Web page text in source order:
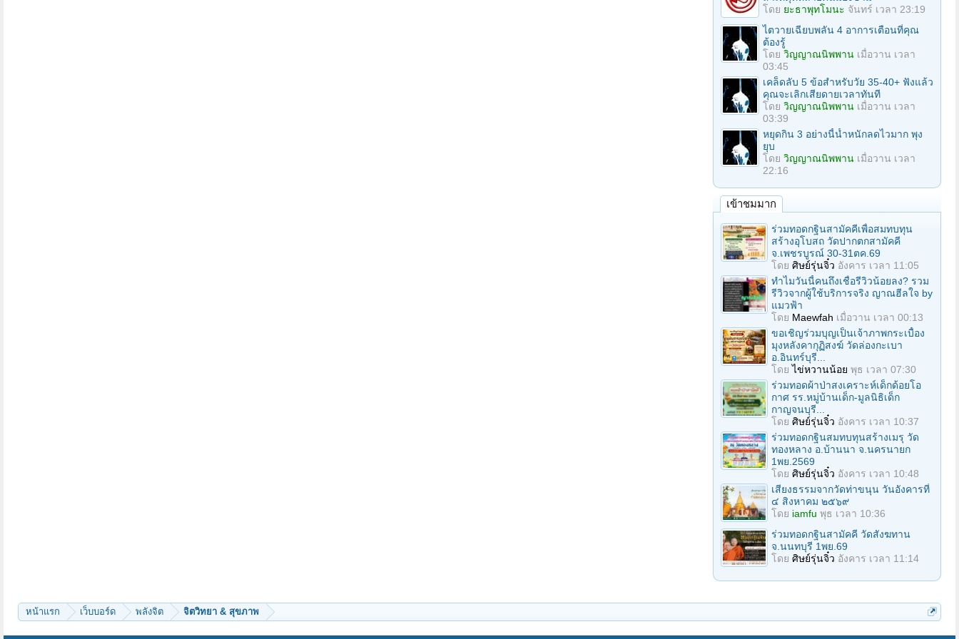
โดย ยะธาพุทโมนะ จันทร์ เวลา 23:19
ไตวายเฉียบพลัน 4 อาการเตือนที่คุณ
ต้องรู้
โดย วิญญาณนิพพาน เมื่อวาน เวลา
03:45
เคล็ดลับ 5 ข้อสำหรับวัย 35-40+ ฟังแล้ว
คุณจะเลิกเสียดายเวลาทันที
โดย วิญญาณนิพพาน เมื่อวาน เวลา
03:39
หยุดกิน 3 อย่างนี้น้ำหนักลดไวมาก พุง
ยุบ
โดย วิญญาณนิพพาน เมื่อวาน เวลา
22:16
เข้าชมมาก
ร่วมทอดกฐินสามัคคีเพื่อสมทบทุน
สร้างอุโบสถ วัดปากตกสามัคคี
จ.เพชรบูรณ์ 30-31ตค.69
โดย ศิษย์รุ่นจิ๋ว อังคาร เวลา 11:05
ทำไมวันนี้คนถึงเชื่อรีวิวน้อยลง? รวม
รีวิวจากผู้ใช้บริการจริง ญาณฮีลใจ by
แมวฟ้า
โดย Maewfah เมื่อวาน เวลา 00:13
ขอเชิญร่วมบุญเป็นเจ้าภาพกระเบื้อง
มุงหลังคากุฏิสงฆ์ วัดล่องกะเบา
อ.อินทร์บุรี...
โดยไข่หวานน้อย พุธ เวลา 07:30
ร่วมทอดผ้าป่าสงเคราะห์เด็กด้อยโอ
กาศ รร.หมู่บ้านเด็ก-มูลนิธิเด็ก
กาญจนบุรี...
โดย ศิษย์รุ่นจิ๋ว อังคาร เวลา 10:37
ร่วมทอดกฐินสมทบทุนสร้างเมรุ วัด
ทองหลาง อ.บ้านนา จ.นครนายก
1พย.2569
โดย ศิษย์รุ่นจิ๋ว อังคาร เวลา 10:48
เสียงธรรมจากวัดท่าขนุน วันอังคารที่
๔ สิงหาคม ๒๕๖๙
โดย iamfu พุธ เวลา 10:36
ร่วมทอดกฐินสามัคคี วัดสังฆทาน
จ.นนทบุรี 1พย.69
โดย ศิษย์รุ่นจิ๋ว อังคาร เวลา 11:14
หน้าแรก เว็บบอร์ด พลังจิต จิตวิทยา & สุขภาพ